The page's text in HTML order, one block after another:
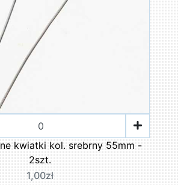
kwiatki kol. srebrny 55mm -
2szt.
1,00zł